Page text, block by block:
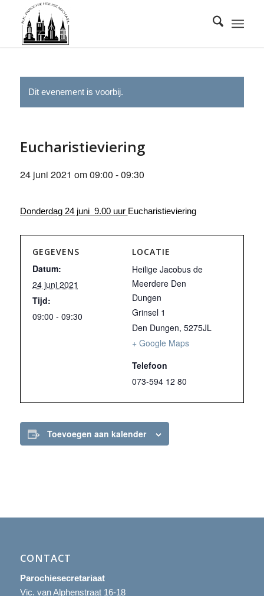
Dit evenement is voorbij.
Eucharistieviering
24 juni 2021 om 09:00 -09:30
Donderdag 24 juni 9.00 uur Eucharistieviering
GEGEVENS
Datum:
24 juni 2021
Tijd:
09:00 - 09:30
LOCATIE
Heilige Jacobus de
Meerdere Den
Dungen
Grinsel 1
Den Dungen, 5275JL
+ Google Maps
Telefoon
073-594 12 80
Toevoegen aan kalender
CONTACT
Parochiesecretariaat
Vic. van Alphenstraat 16-18